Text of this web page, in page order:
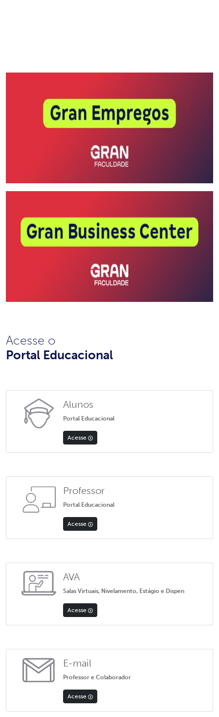
Acesse o
Portal Educacional
Alunos
Portal Educacional
Acesse
Professor
Portal Educacional
Acesse
AVA
Salas Virtuais, Nivelamento, Estágio e Dispen
Acesse
E-mail
Professor e Colaborador
Acesse